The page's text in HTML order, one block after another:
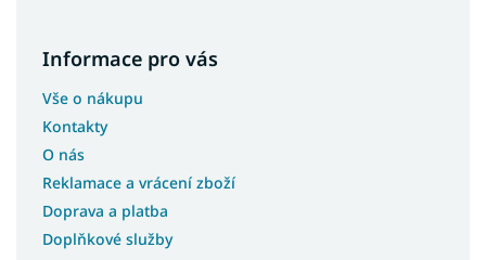
Informace pro vás
Vše o nákupu
Kontakty
O nás
Reklamace a vrácení zboží
Doprava a platba
Doplňkové služby